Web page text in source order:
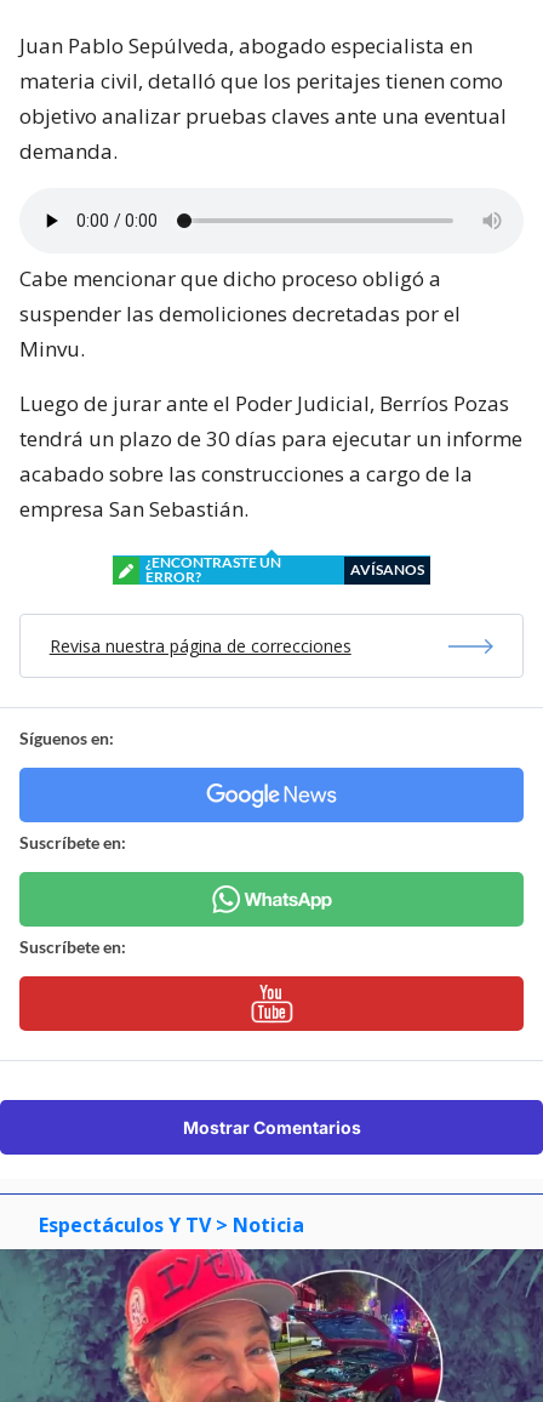
Juan Pablo Sepúlveda, abogado especialista en
materia civil, detalló que los peritajes tienen como
objetivo analizar pruebas claves ante una eventual
demanda.
Cabe mencionar que dicho proceso obligó a
suspender las demoliciones decretadas por el
Minvu.
Luego de jurar ante el Poder Judicial, Berríos Pozas
tendrá un plazo de 30 días para ejecutar un informe
acabado sobre las construcciones a cargo de la
empresa San Sebastián.
¿ENCONTRASTE UN
ERROR?
AVÍSANOS
Revisa nuestra página de correcciones
Síguenos en:
Suscríbete en:
Suscríbete en:
Mostrar Comentarios
Espectáculos Y TV > Noticia